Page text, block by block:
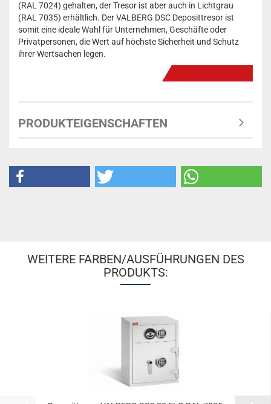
(RAL 7024) gehalten, der Tresor ist aber auch in Lichtgrau
(RAL 7035) erhältlich. Der VALBERG DSC Deposittresor ist
somit eine ideale Wahl für Unternehmen, Geschäfte oder
Privatpersonen, die Wert auf höchste Sicherheit und Schutz
ihrer Wertsachen legen.
PRODUKTEIGENSCHAFTEN
WEITERE FARBEN/AUSFÜHRUNGEN DES
PRODUKTS: